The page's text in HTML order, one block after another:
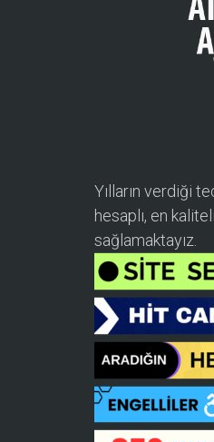
Yılların verdiği
hesaplı, en
sağlamaktayız.